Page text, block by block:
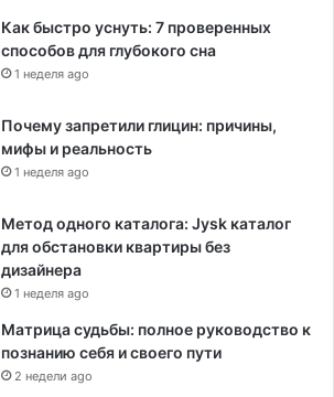
Как быстро уснуть: 7 проверенных
способов для глубокого сна
1 неделя ago
Почему запретили глицин: причины,
мифы и реальность
1 неделя ago
Метод одного каталога: Jysk каталог
для обстановки квартиры без
дизайнера
1 неделя ago
Матрица судьбы: полное руководство к
познанию себя и своего пути
2 недели ago